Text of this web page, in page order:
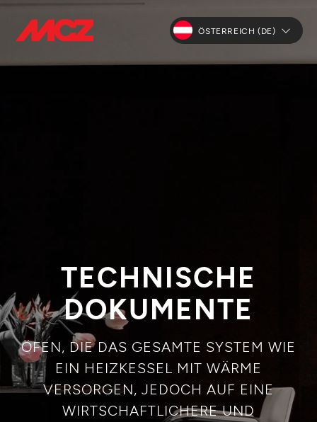
ÖSTERREICH (DE)
TECHNISCHE
DOKUMENTE
ÖFEN, DIE DAS GESAMTE SYSTEM WIE
EIN HEIZKESSEL MIT WÄRME
VERSORGEN, JEDOCH AUF EINE
WIRTSCHAFTLICHERE UND